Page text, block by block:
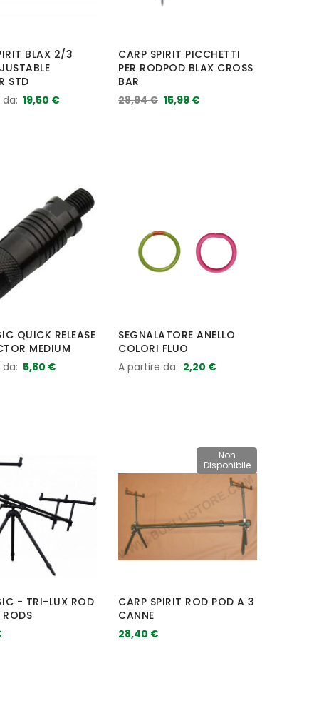
BLAX 2/3
STD
da 19,50 €
CARP SPIRIT PICCHETTI
PER RODPOD BLAX CROSS
BAR
15,99 €
28,94 €
QUICK RELEASE
MEDIUM
da 5,80 €
SEGNALATORE ANELLO
COLORI FLUO
A partire da 2,20 €
- TRI-LUX ROD
Non
Disponibile
CARP SPIRIT ROD POD A 3
CANNE
28,40 €